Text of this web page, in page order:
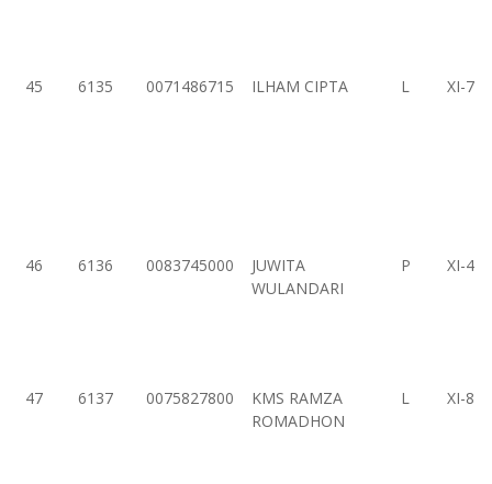
45 6135 0071486715 ILHAM CIPTA L XI-7
46 6136 0083745000
JUWITA
WULANDARI
P XI-4
47 6137 0075827800
KMS RAMZA
ROMADHON
L XI-8